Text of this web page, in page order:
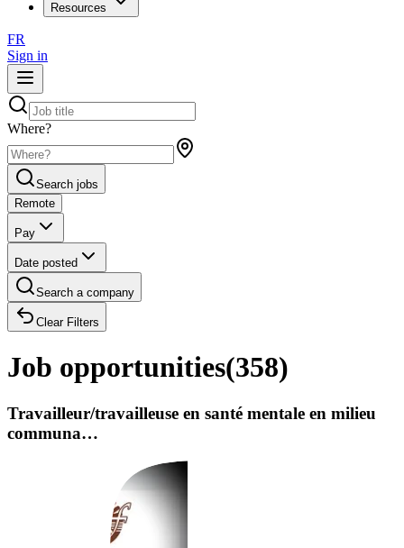
Resources
FR
Sign in
Where?
Search jobs
Remote
Pay
Date posted
Search a company
Clear Filters
Job opportunities(358)
Travailleur/travailleuse en santé mentale en milieu
communa…